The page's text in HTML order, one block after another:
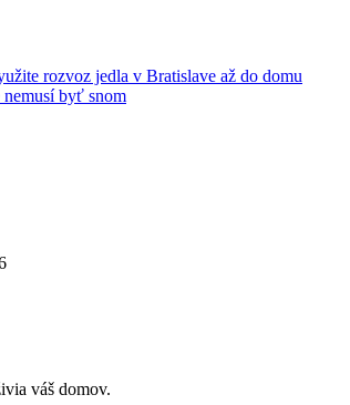
rozvoz jedla v Bratislave až do domu
nemusí byť snom
váš domov.